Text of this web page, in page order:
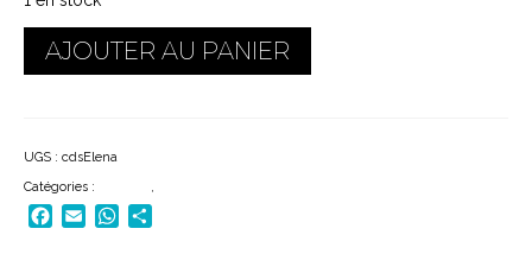
quantité
de
santé
Elena
AJOUTER AU PANIER
UGS : cdsElena
Catégories :
,
Facebook
EmailWhatsApp